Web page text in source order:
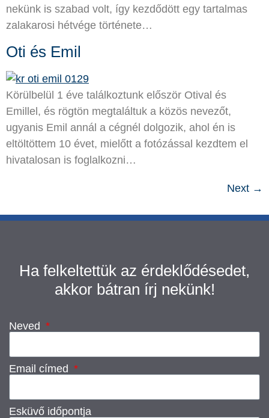
nekünk is szabad volt, így kezdődött egy tartalmas
zalakarosi hétvége története…
Oti és Emil
Körülbelül 1 éve találkoztunk először Otival és
Emillel, és rögtön megtaláltuk a közös nevezőt,
ugyanis Emil annál a cégnél dolgozik, ahol én is
eltöltöttem 10 évet, mielőtt a fotózással kezdtem el
hivatalosan is foglalkozni…
Next →
Ha felkeltettük az érdeklődésedet,
akkor bátran írj nekünk!
Neved
Email címed
Esküvő időpontja